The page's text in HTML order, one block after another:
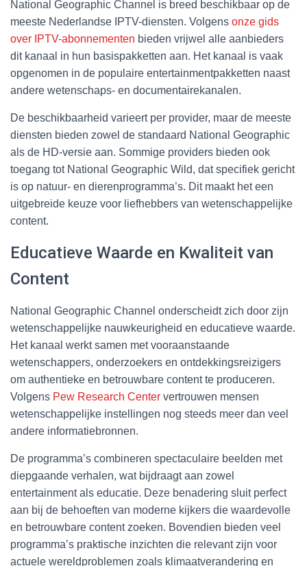
National Geographic Channel is breed beschikbaar op de
meeste Nederlandse IPTV-diensten. Volgens onze gids
over IPTV-abonnementen bieden vrijwel alle aanbieders
dit kanaal in hun basispakketten aan. Het kanaal is vaak
opgenomen in de populaire entertainmentpakketten naast
andere wetenschaps- en documentairekanalen.
De beschikbaarheid varieert per provider, maar de meeste
diensten bieden zowel de standaard National Geographic
als de HD-versie aan. Sommige providers bieden ook
toegang tot National Geographic Wild, dat specifiek gericht
is op natuur- en dierenprogramma’s. Dit maakt het een
uitgebreide keuze voor liefhebbers van wetenschappelijke
content.
Educatieve Waarde en Kwaliteit van
Content
National Geographic Channel onderscheidt zich door zijn
wetenschappelijke nauwkeurigheid en educatieve waarde.
Het kanaal werkt samen met vooraanstaande
wetenschappers, onderzoekers en ontdekkingsreizigers
om authentieke en betrouwbare content te produceren.
Volgens Pew Research Center vertrouwen mensen
wetenschappelijke instellingen nog steeds meer dan veel
andere informatiebronnen.
De programma’s combineren spectaculaire beelden met
diepgaande verhalen, wat bijdraagt aan zowel
entertainment als educatie. Deze benadering sluit perfect
aan bij de behoeften van moderne kijkers die waardevolle
en betrouwbare content zoeken. Bovendien bieden veel
programma’s praktische inzichten die relevant zijn voor
actuele wereldproblemen zoals klimaatverandering en